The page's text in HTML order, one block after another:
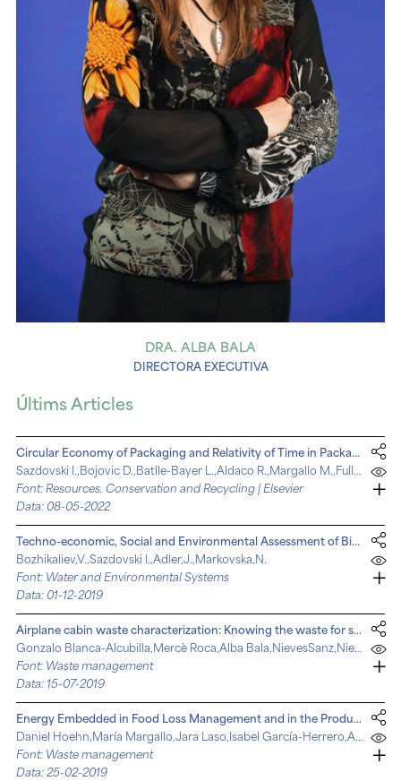
DRA. ALBA BALA
DIRECTORA EXECUTIVA
Últims Articles
Circular Economy of Packaging and Relativity of Time in Packaging Life Cycle
Sazdovski I.,Bojovic D.,Batlle-Bayer L.,Aldaco R.,Margallo M.,Fullana-i-Palmer P.
Font: Resources, Conservation and Recycling | Elsevier
Data: 08-05-2022
Techno-economic, Social and Environmental Assessment of Biomass Based District Heating in a Bioenergy Village
Bozhikaliev,V.,Sazdovski I.,Adler,J.,Markovska,N.
Font: Water and Environmental Systems
Data: 01-12-2019
Airplane cabin waste characterization: Knowing the waste for sustainable management and future recommendations
Gonzalo Blanca-Alcubilla,Mercè Roca,Alba Bala,NievesSanz,Nieves De Castro,Pere Fullana-i-Palmer
Font: Waste management
Data: 15-07-2019
Energy Embedded in Food Loss Management and in the Production of Uneaten Food: Seeking a Sustainable Pathway
Daniel Hoehn,María Margallo,Jara Laso,Isabel García-Herrero,Alba Bala,Pere Fullana-i-Palmer,Angel Irabien,Rubén Aldaco
Font: Waste management
Data: 25-02-2019